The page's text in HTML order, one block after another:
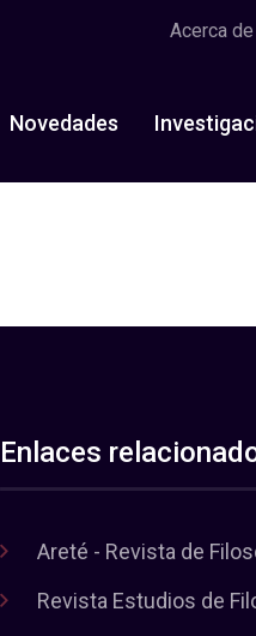
Acerca
Novedades
Enlaces
Areté - Revista de
Revista Estudios de